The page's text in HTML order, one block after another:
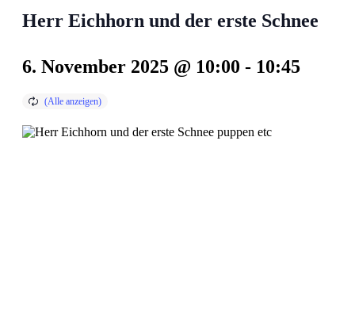
Herr Eichhorn und der erste Schnee
6. November 2025 @ 10:00 - 10:45